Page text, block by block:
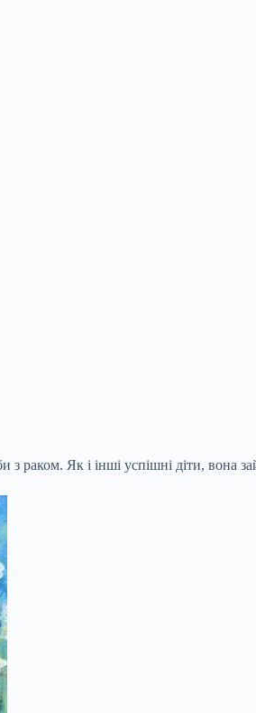
з раком. Як і інші успішні діти, вона